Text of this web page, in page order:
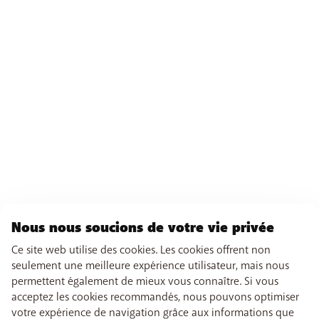
Nous nous soucions de votre vie privée
Ce site web utilise des cookies. Les cookies offrent non
seulement une meilleure expérience utilisateur, mais nous
permettent également de mieux vous connaître. Si vous
acceptez les cookies recommandés, nous pouvons optimiser
votre expérience de navigation grâce aux informations que